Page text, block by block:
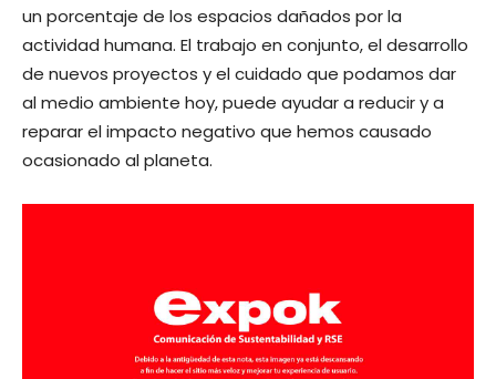
un porcentaje de los espacios dañados por la
actividad humana. El trabajo en conjunto, el desarrollo
de nuevos proyectos y el cuidado que podamos dar
al medio ambiente hoy, puede ayudar a reducir y a
reparar el impacto negativo que hemos causado
ocasionado al planeta.